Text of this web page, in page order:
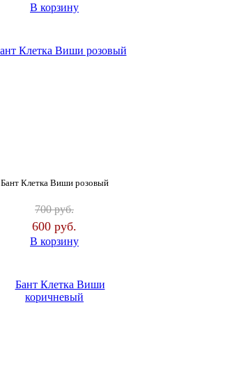
В корзину
Бант Клетка Виши розовый
700руб.
600 руб.
В корзину